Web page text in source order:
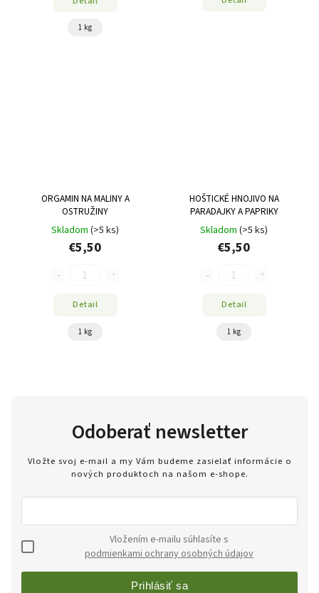
1 kg
ORGAMIN NA MALINY A
OSTRUŽINY
Skladom (>5 ks)
€5,50
Detail
1 kg
HOŠTICKÉ HNOJIVO NA
PARADAJKY A PAPRIKY
Skladom (>5 ks)
€5,50
Detail
1 kg
Odoberať newsletter
Vložte svoj e-mail a my Vám budeme zasielať informácie o
nových produktoch na našom e-shope.
podmienkami ochrany osobných údajov
Prihlásiť sa